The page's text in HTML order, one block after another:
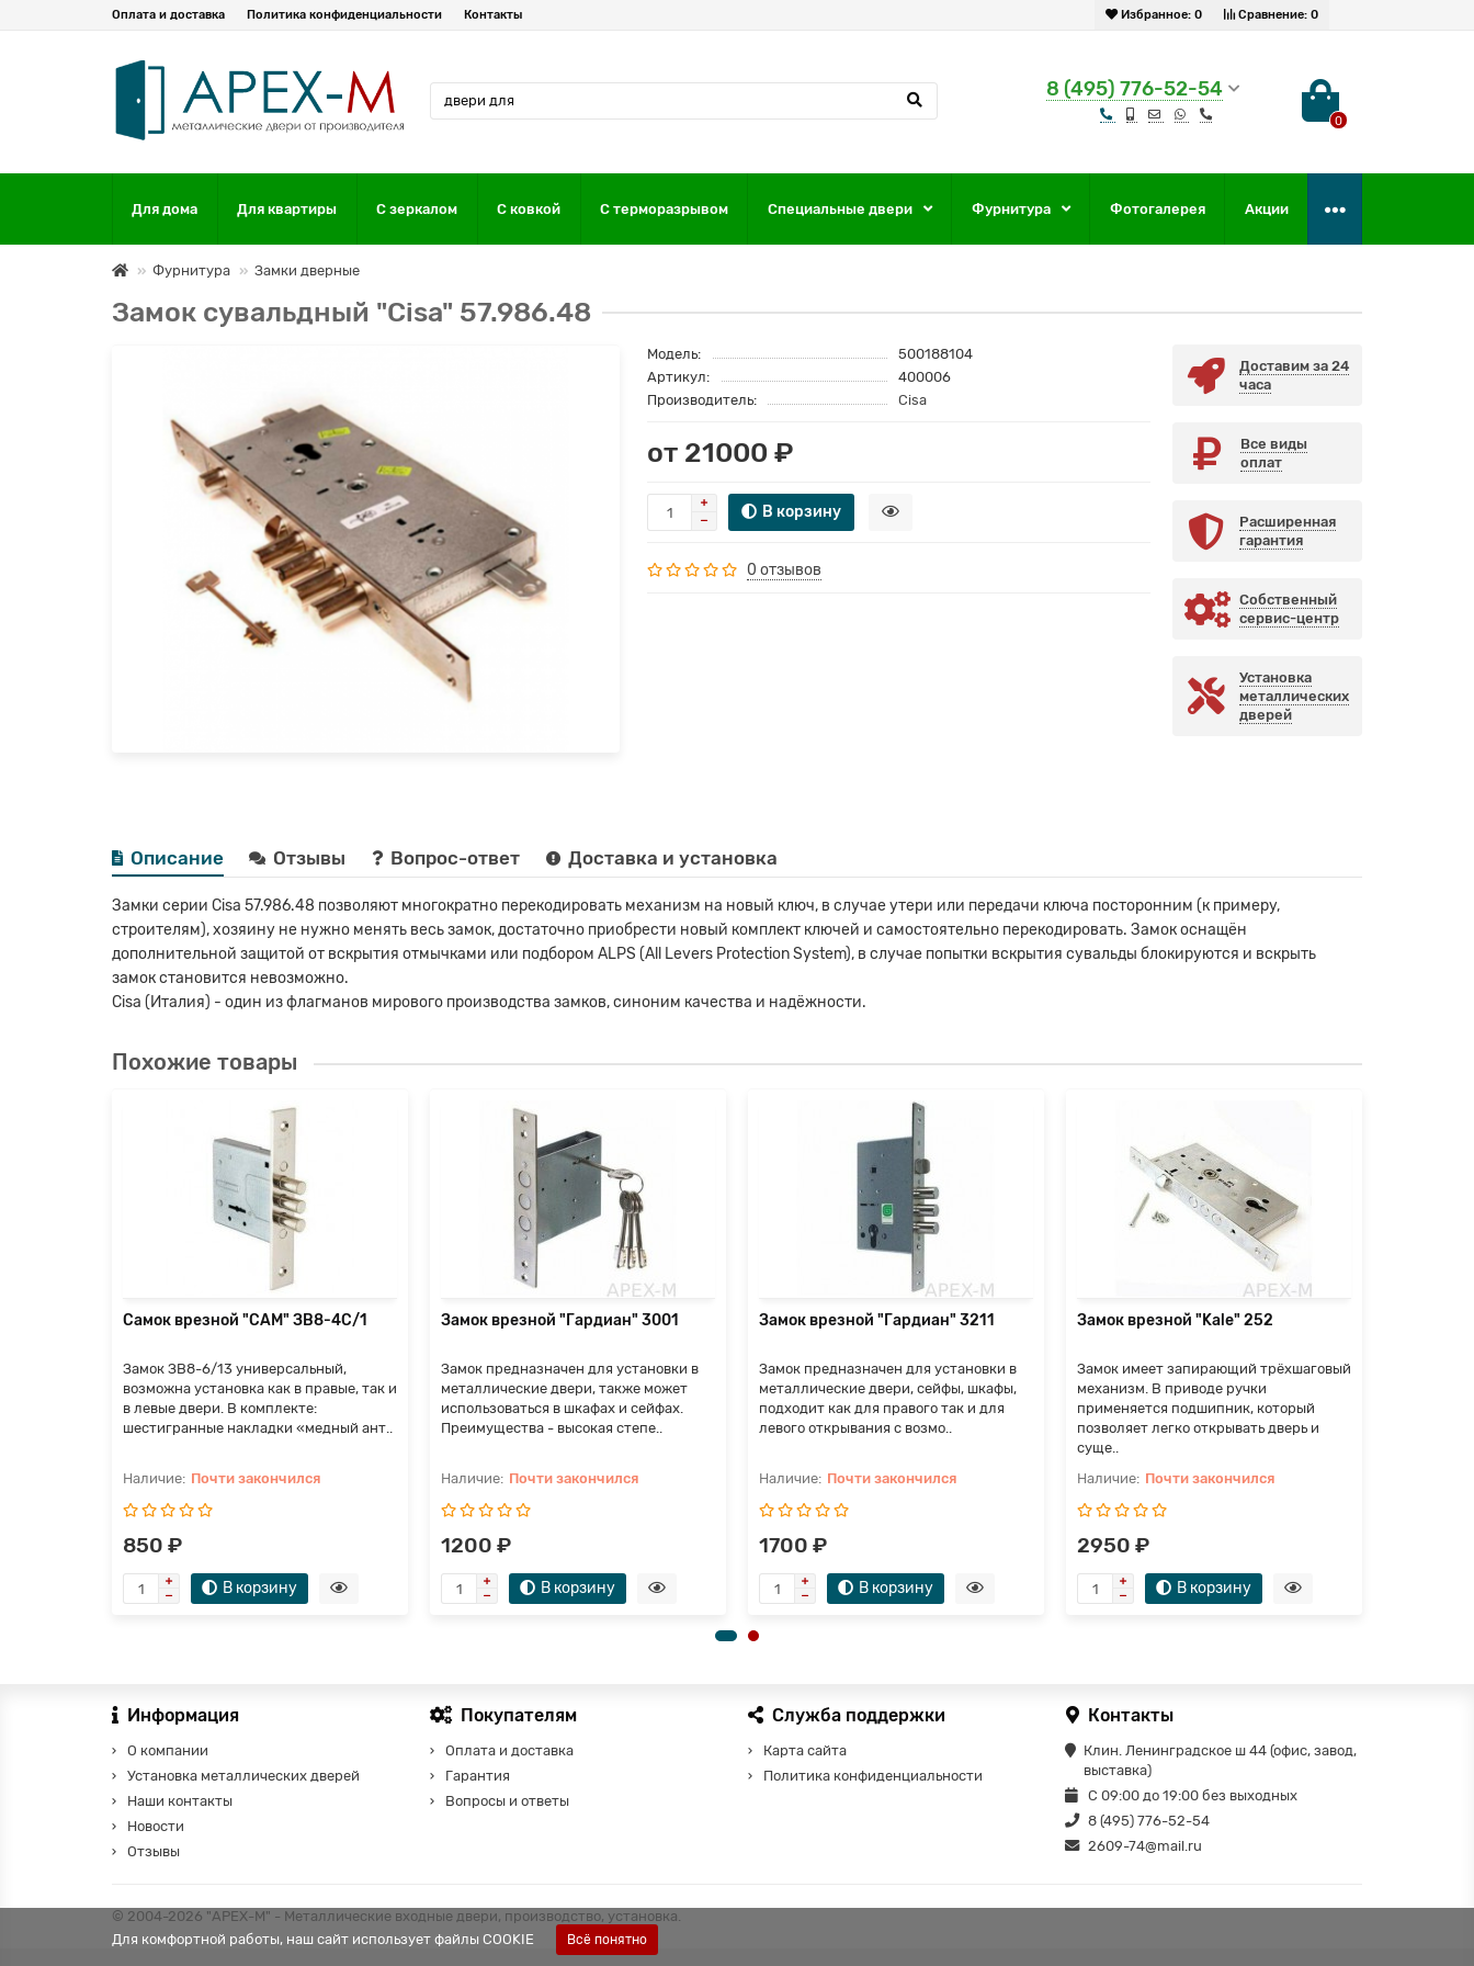
Сравнение: 0
Избранное: 0
Оплата и доставка Политика конфиденциальности Контакты
8 (495) 776-52-54
0
Для дома Для квартиры С зеркалом С ковкой С терморазрывом Специальные двери Фурнитура Фотогалерея Акции
Фурнитура Замки дверные
Замок сувальдный "Cisa" 57.986.48
Модель:
500188104
Артикул:
400006
Производитель:
Cisa
от 21000 ₽
В корзину
0 отзывов
Доставим за 24
часа
Все виды
оплат
Расширенная
гарантия
Собственный
сервис-центр
Установка
металлических
дверей
Описание Отзывы Вопрос-ответ Доставка и установка
Замки серии Cisa 57.986.48 позволяют многократно перекодировать механизм на новый ключ, в случае утери или передачи ключа посторонним (к примеру,
строителям), хозяину не нужно менять весь замок, достаточно приобрести новый комплект ключей и самостоятельно перекодировать. Замок оснащён
дополнительной защитой от вскрытия отмычками или подбором ALPS (All Levers Protection System), в случае попытки вскрытия сувальды блокируются и вскрыть
замок становится невозможно.
Cisa (Италия) - один из флагманов мирового производства замков, синоним качества и надёжности.
Похожие товары
Самок врезной "САМ" ЗВ8-4С/1
Замок ЗВ8-6/13 универсальный,
возможна установка как в правые, так и
в левые двери. В комплекте:
шестигранные накладки «медный ант..
Почти закончился
850 ₽
В корзину
Замок врезной "Гардиан" 3001
Замок предназначен для установки в
металлические двери, также может
использоваться в шкафах и сейфах.
Преимущества - высокая степе..
Почти закончился
1200 ₽
В корзину
Замок врезной "Гардиан" 3211
Замок предназначен для установки в
металлические двери, сейфы, шкафы,
подходит как для правого так и для
левого открывания с возмо..
Почти закончился
1700 ₽
В корзину
Замок врезной "Kale" 252
Замок имеет запирающий трёхшаговый
механизм. В приводе ручки
применяется подшипник, который
позволяет легко открывать дверь и
суще..
Почти закончился
2950 ₽
В корзину
Для комфортной работы, наш сайт использует файлы COOKIE Всё понятно
Информация
О компании
Установка металлических дверей
Наши контакты
Новости
Отзывы
Покупателям
Оплата и доставка
Гарантия
Вопросы и ответы
Служба поддержки
Карта сайта
Политика конфиденциальности
Контакты
Клин. Ленинградское ш 44 (офис, завод,
выставка)
С 09:00 до 19:00 без выходных
8 (495) 776-52-54
2609-74@mail.ru
© 2004-2026 "АРЕХ-М" - Металлические входные двери, производство, установка.